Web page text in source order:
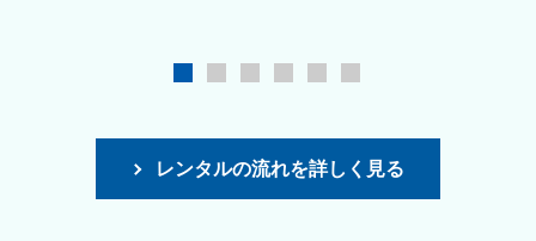
レンタルの流れを詳しく見る